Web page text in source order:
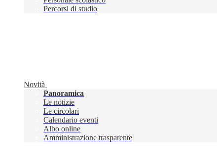
Percorsi di studio
Novità
Panoramica
Le notizie
Le circolari
Calendario eventi
Albo online
Amministrazione trasparente